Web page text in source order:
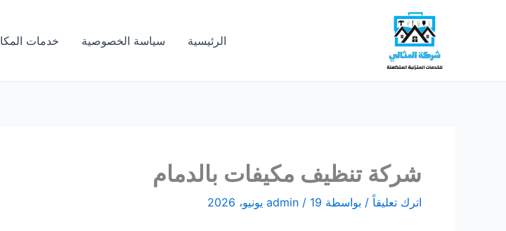
الرئيسية سياسة الخصوصية خدمات
شركة تنظيف مكيفات بالدمام
اترك تعليقاً / بواسطة admin / 19 يونيو، 2026